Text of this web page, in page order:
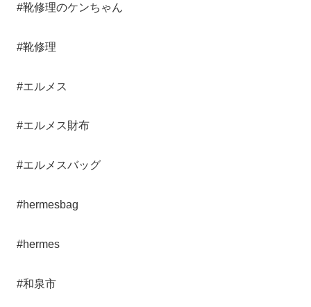
#靴修理のケンちゃん
#靴修理
#エルメス
#エルメス財布
#エルメスバッグ
#hermesbag
#hermes
#和泉市